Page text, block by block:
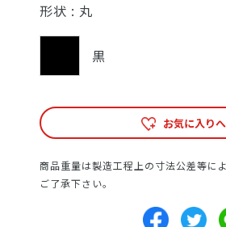
形状 : 丸
黒
お気に入り
商品重量は製造工程上の寸法公差等に
ご了承下さい。